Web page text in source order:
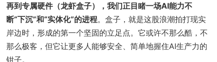
再到专属硬件（龙虾盒子），我们正目睹一场AI能力不
断“下沉”和“实体化”的进程。盒子，就是这股浪潮拍打现实
岸边时，形成的第一个坚固的立足点。它或许不那么酷，不
那么极客，但它让更多人能够安全、简单地握住AI生产力的
钳子。